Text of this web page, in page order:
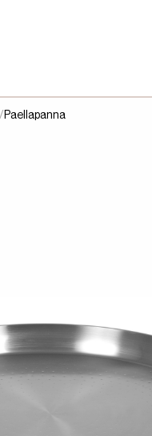
Paellapanna